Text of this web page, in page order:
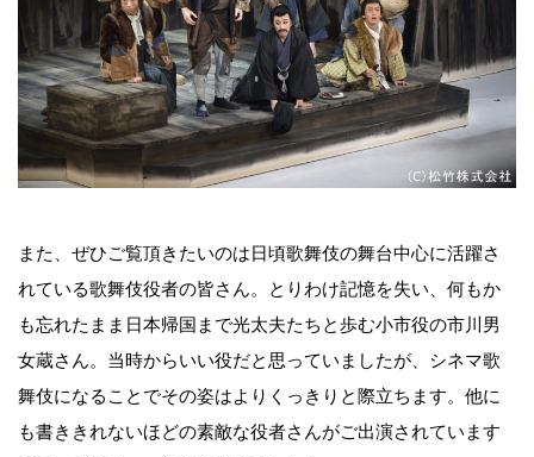
また、ぜひご覧頂きたいのは日頃歌舞伎の舞台中心に活躍さ
れている歌舞伎役者の皆さん。とりわけ記憶を失い、何もか
も忘れたまま日本帰国まで光太夫たちと歩む小市役の市川男
女蔵さん。当時からいい役だと思っていましたが、シネマ歌
舞伎になることでその姿はよりくっきりと際立ちます。他に
も書ききれないほどの素敵な役者さんがご出演されています